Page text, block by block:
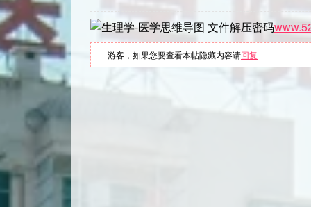
文件解压密码
游客，如果您要查看本帖隐藏内容请回复